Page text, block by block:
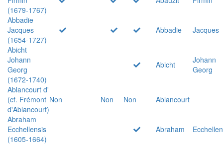
(1679-1767)
Abbadie
Jacques
(1654-1727)
Abbadie
Jacques
Abicht
Johann
Georg
(1672-1740)
Abicht
Johann
Georg
Ablancourt d'
(cf. Frémont
d'Ablancourt)
Non Non Non
Ablancourt
Abraham
Ecchellensis
(1605-1664)
Abraham